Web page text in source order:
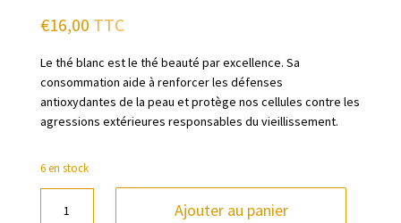
€16,00 TTC
Le thé blanc est le thé beauté par excellence. Sa
consommation aide à renforcer les défenses
antioxydantes de la peau et protège nos cellules contre les
agressions extérieures responsables du vieillissement.
6 en stock
Ajouter au panier